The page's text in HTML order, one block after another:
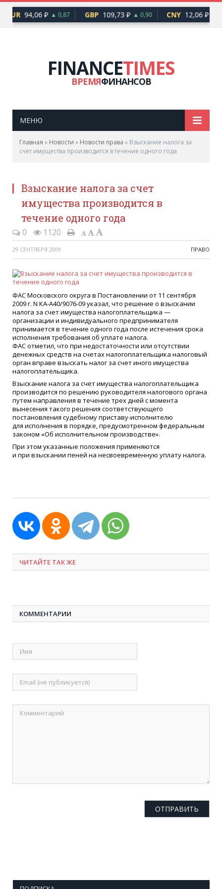
EUR 94,06 ₽ ▲ 0,87 GBP 109,73 ₽ ▲ 0,90 CNY 12,06 ₽
FINANCETIMES
ВРЕМЯФИНАНСОВ
МЕНЮ
Главная » Новости » Новости права » Взыскание налога за
счет имущества производится в течение одного года
Взыскание налога за счет
имущества производится в
течение одного года
0 1120
29 СЕНТЯБРЯ 2009 ПРАВО
ФАС Московского округа в Постановлении от 11 сентября
2009 г. N КА-А40/9076-09 указал, что решение о взыскании
налога за счет имущества налогоплательщика —
организации и индивидуального предпринимателя
принимается в течение одного года после истечения срока
исполнения требования об уплате налога.
ФАС отметил, что при недостаточности или отсутствии
денежных средств на счетах налогоплательщика налоговый
орган вправе взыскать налог за счет иного имущества
налогоплательщика.
Взыскание налога за счет имущества налогоплательщика
производится по решению руководителя налогового органа
путем направления в течение трех дней с момента
вынесения такого решения соответствующего
постановления судебному приставу-исполнителю
для исполнения в порядке, предусмотренном федеральным
законом «Об исполнительном производстве».
При этом указанные положения применяются
и при взыскании пеней на несвоевременную уплату налога.
ЧИТАЙТЕ ТАК ЖЕ
КОММЕНТАРИИ